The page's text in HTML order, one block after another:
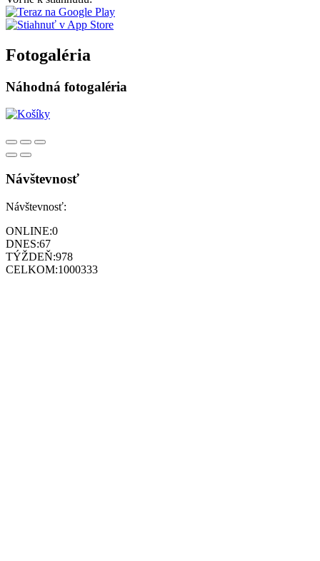
Fotogaléria
Náhodná fotogaléria
Návštevnosť
Návštevnosť:
ONLINE:0
DNES:67
TÝŽDEŇ:978
CELKOM:1000333